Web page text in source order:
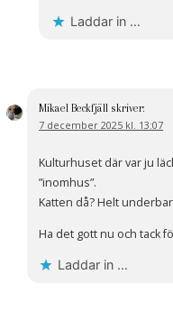
Laddar in …
Mikael Beckfjäll skriver:
7 december 2025 kl. 13:07
Kulturhuset där var ju
”inomhus”.
Katten då? Helt
Ha det gott nu och tack
Laddar in …